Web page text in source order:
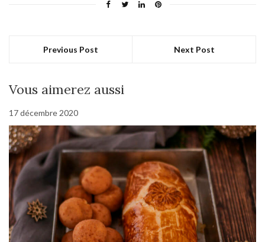
Previous Post Next Post
Vous aimerez aussi
17 décembre 2020